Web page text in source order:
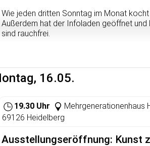
Veranstalter:
Vorbereitungsgruppe
Wie jeden dritten Sonntag im Monat
Außerdem hat der Infoladen geöffnet und
sind rauchfrei.
16.05.
19.30 Uhr
Mehrgenerationenhaus
69126 Heidelberg
Ausstellungseröffnung: Kunst